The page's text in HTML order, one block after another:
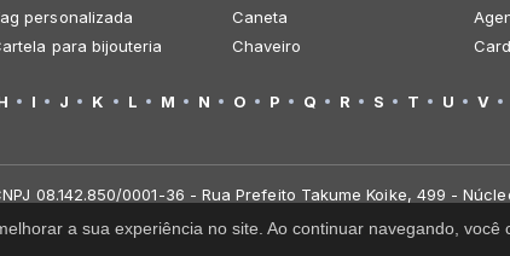
personalizada
para bijouteria
Caneta
Chaveiro
I J K L M N O P Q R S T U V
08.142.850/0001-36 - Rua Prefeito Takume Koike, 499 -
a sua experiência no site. Ao continuar navegando, você